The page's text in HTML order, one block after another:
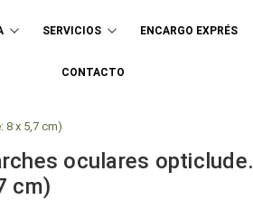
SERVICIOS ENCARGO EXPRÉS
CONTACTO
8 x 5,7 cm)
oculares
cm)